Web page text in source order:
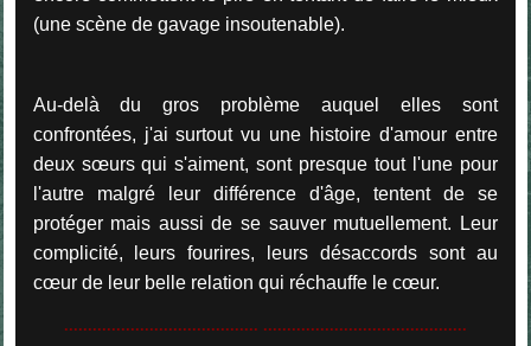
(une scène de gavage insoutenable).
Au-delà du gros problème auquel elles sont
confrontées, j'ai surtout vu une histoire d'amour entre
deux sœurs qui s'aiment, sont presque tout l'une pour
l'autre malgré leur différence d'âge, tentent de se
protéger mais aussi de se sauver mutuellement. Leur
complicité, leurs fourires, leurs désaccords sont au
cœur de leur belle relation qui réchauffe le cœur.
......................................... ...........................................